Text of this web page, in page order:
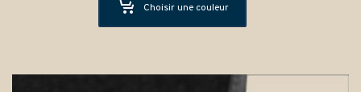
Choisir une couleur